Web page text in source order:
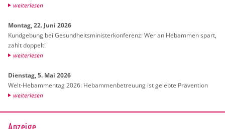
wei­ter­le­sen
Mon­tag, 22. Juni 2026
Kund­ge­bung bei Ge­sund­heits­mi­nis­ter­kon­fe­renz: Wer an Heb­am­men spart,
zahlt dop­pelt!
wei­ter­le­sen
Diens­tag, 5. Mai 2026
Welt-Heb­am­men­tag 2026: Heb­am­men­be­treu­ung ist ge­leb­te Prä­ven­ti­on
wei­ter­le­sen
Anzeige